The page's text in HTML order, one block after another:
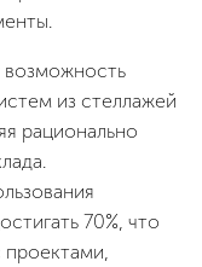
из стеллажей
рационально
70%, что
проектами,